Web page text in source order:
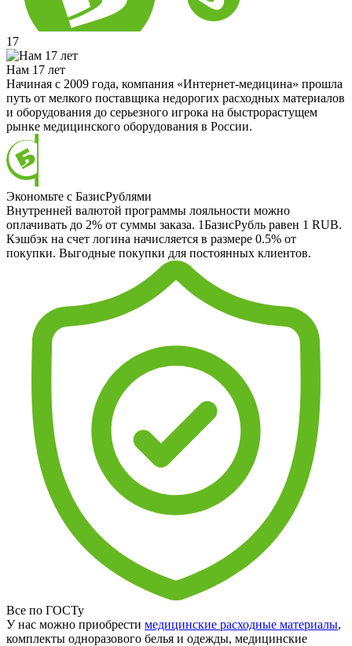
17
Нам 17 лет
Начиная с 2009 года, компания «Интернет-медицина» прошла
путь от мелкого поставщика недорогих расходных материалов
и оборудования до серьезного игрока на быстрорастущем
рынке медицинского оборудования в России.
Экономьте с БазисРублями
Внутренней валютой программы лояльности можно
оплачивать до 2% от суммы заказа. 1БазисРубль равен 1 RUB.
Кэшбэк на счет логина начисляется в размере 0.5% от
покупки. Выгодные покупки для постоянных клиентов.
Все по ГОСТу
У нас можно приобрести медицинские расходные материалы,
комплекты одноразового белья и одежды, медицинские